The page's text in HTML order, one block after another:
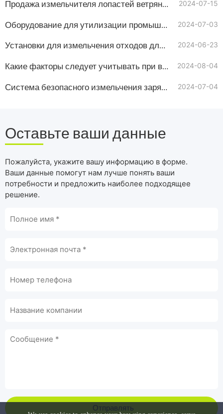
Продажа измельчителя лопастей ветряных турбин 2024-07-15
Оборудование для утилизации промышленных отходов на продажу в Латвии 2024-07-03
Установки для измельчения отходов для продажи Кыргызстане 2024-06-23
Какие факторы следует учитывать при выборе измельчителя шин? 2024-08-04
Система безопасного измельчения заряженных литий-ионных аккумуляторов 2024-07-04
Оставьте ваши данные
Пожалуйста, укажите вашу информацию в форме.
Ваши данные помогут нам лучше понять ваши
потребности и предложить наиболее подходящее
решение.
Отправлять